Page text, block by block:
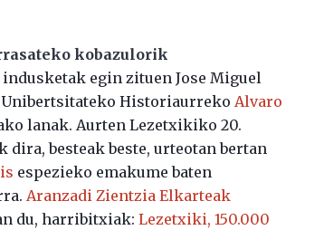
kobazulorik
egin zituen Jose Miguel
Unibertsitateko HistoriaurrekoAlvaro
lanak. Aurten Lezetxikiko 20.
besteak beste, urteotan bertan
espezieko emakume baten
Aranzadi Zientzia Elkarteak
du, harribitxiak:Lezetxiki, 150.000